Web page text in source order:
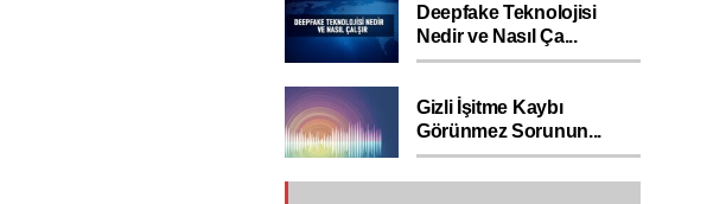
Deepfake Teknolojisi
Nedir ve Nasıl Ça...
Gizli İşitme Kaybı
Görünmez Sorunun...